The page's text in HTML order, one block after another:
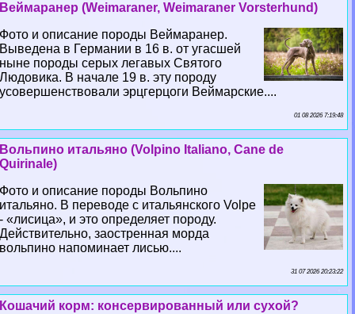
Веймаранер (Weimaraner, Weimaraner Vorsterhund)
Фото и описание породы Веймаранер.
Выведена в Германии в 16 в. от угасшей
ныне породы серых легавых Святого
Людовика. В начале 19 в. эту породу
усовершенствовали эрцгерцоги Веймарские....
01 08 2026 7:19:48
Вольпино итальяно (Volpino Italiano, Cane de
Quirinale)
Фото и описание породы Вольпино
итальяно. В переводе с итальянского Volpe
- «лисица», и это определяет породу.
Действительно, заостренная морда
вольпино напоминает лисью....
31 07 2026 20:23:22
Кошачий корм: консервированный или сухой?